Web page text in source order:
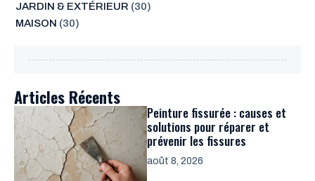
JARDIN & EXTÉRIEUR (30)
MAISON (30)
Articles Récents
Peinture fissurée : causes et
solutions pour réparer et
prévenir les fissures
août 8, 2026